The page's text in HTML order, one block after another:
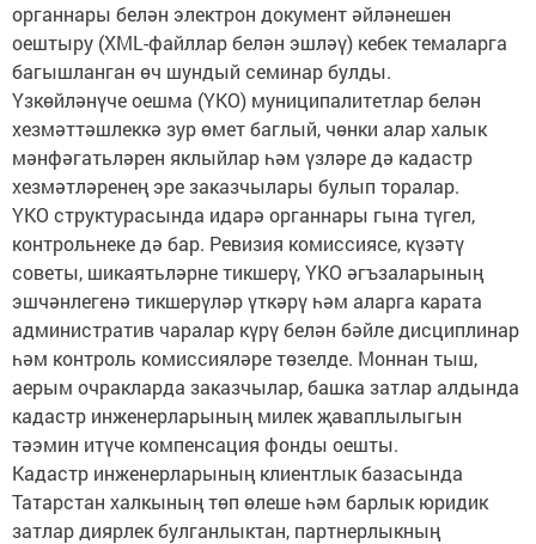
органнары белән электрон документ әйләнешен
оештыру (XML-файллар белән эшләү) кебек темаларга
багышланган өч шундый семинар булды.
Үзкөйләнүче оешма (ҮКО) муниципалитетлар белән
хезмәттәшлеккә зур өмет баглый, чөнки алар халык
мәнфәгатьләрен яклыйлар һәм үзләре дә кадастр
хезмәтләренең эре заказчылары булып торалар.
ҮКО структурасында идарә органнары гына түгел,
контрольнеке дә бар. Ревизия комиссиясе, күзәтү
советы, шикаятьләрне тикшерү, ҮКО әгъзаларының
эшчәнлегенә тикшерүләр үткәрү һәм аларга карата
административ чаралар күрү белән бәйле дисциплинар
һәм контроль комиссияләре төзелде. Моннан тыш,
аерым очракларда заказчылар, башка затлар алдында
кадастр инженерларының милек җаваплылыгын
тәэмин итүче компенсация фонды оешты.
Кадастр инженерларының клиентлык базасында
Татарстан халкының төп өлеше һәм барлык юридик
затлар диярлек булганлыктан, партнерлыкның